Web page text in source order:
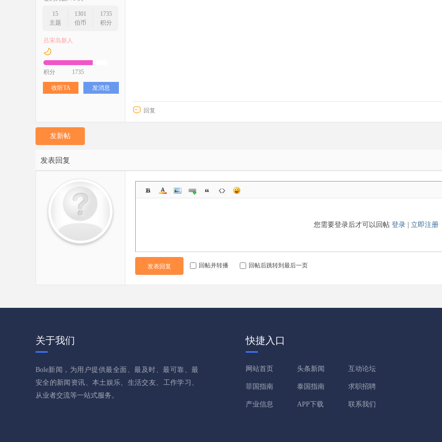
15
主题
1301
伯币
1735
积分
吕宋岛新人
积分 1735
收听TA 发消息
回复
发新帖
发表回复
您需要登录后才可以回帖 登录 立即注册
发表回复 回帖并转播 回帖后跳转到最后一页
关于我们
Bole新闻，为用户提供最全面、最及时、最可靠、最
安全的新闻资讯、本土娱乐、生活交友、工作学习、
从业者交流等一站式服务。
快捷入口
网站首页 头条新闻 互动论坛
菲国指南 泰国指南 求职招聘
产业信息 APP下载 联系我们